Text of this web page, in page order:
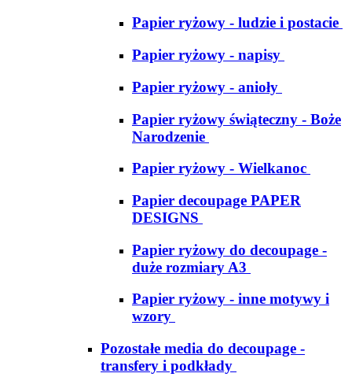
Papier ryżowy - ludzie i postacie
Papier ryżowy - napisy
Papier ryżowy - anioły
Papier ryżowy świąteczny - Boże
Narodzenie
Papier ryżowy - Wielkanoc
Papier decoupage PAPER
DESIGNS
Papier ryżowy do decoupage -
duże rozmiary A3
Papier ryżowy - inne motywy i
wzory
Pozostałe media do decoupage -
transfery i podkłady